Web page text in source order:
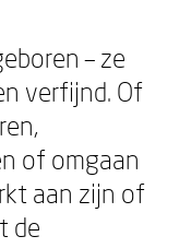
– ze
verfijnd. Of
of omgaan
aan zijn of
de